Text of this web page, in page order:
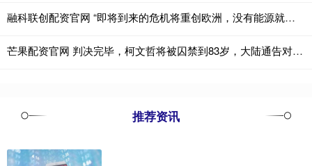
融科联创配资官网 “即将到来的危机将重创欧洲，没有能源就没有经济”：匈牙利总理给欧盟泼冷水
芒果配资官网 判决完毕，柯文哲将被囚禁到83岁，大陆通告对岸：“台独”是绝路
推荐资讯